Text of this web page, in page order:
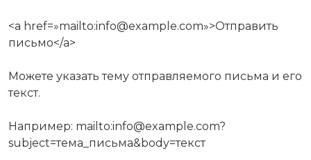
<a href=»mailto:info@example.com»>Отправить
письмо</a>
Можете указать тему отправляемого письма и его
текст.
Например: mailto:info@example.com?
subject=тема_письма&body=текст